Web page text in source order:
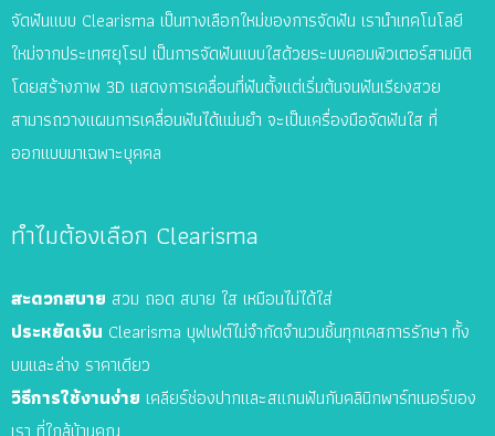
ของ
คน
รุ่น
ใหม่
จัดฟันแบบ Clearisma เป็นทางเลือกใหม่ของการจัดฟัน เรานำเทคโนโลยี
ใหม่จากประเทศยุโรป เป็นการจัดฟันแบบใสด้วยระบบคอมพิวเตอร์สามมิติ
โดยสร้างภาพ 3D แสดงการเคลื่อนที่ฟันตั้งแต่เริ่มต้นจนฟันเรียงสวย
สามารถวางแผนการเคลื่อนฟันได้แม่นยำ จะเป็นเครื่องมือจัดฟันใส ที่
ออกแบบมาเฉพาะบุคคล
ทำไมต้องเลือก Clearisma
สะดวกสบาย สวม ถอด สบาย ใส เหมือนไม่ได้ใส่
ประหยัดเงิน Clearisma บุฟเฟต์ไม่จำกัดจำนวนชิ้นทุกเคสการรักษา ทั้ง
บนและล่าง ราคาเดียว
วิธีการใช้งานง่าย เคลียร์ช่องปากและสแกนฟันกับคลินิกพาร์ทเนอร์ของ
เรา ที่ใกล้บ้านคุณ